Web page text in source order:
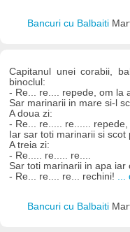
Bancuri cu Balbaiti
Capitanul unei corabii,
binoclul:
- Re... re.... repede, om la
Sar marinarii in mare si-l
A doua zi:
- Re... re..... re...... repede,
Iar sar toti marinarii si
A treia zi:
- Re..... re..... re....
Sar toti marinarii in apa iar
- Re... re.... re... rechini! ...
Bancuri cu Balbaiti